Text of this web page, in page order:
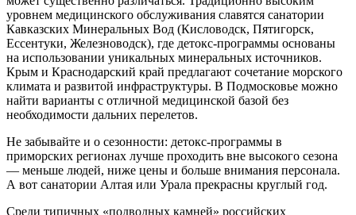
уровнем медицинского обслуживания славятся санатории
Кавказских Минеральных Вод (Кисловодск, Пятигорск,
Ессентуки, Железноводск), где детокс-программы основаны
на использовании уникальных минеральных источников.
Крым и Краснодарский край предлагают сочетание морского
климата и развитой инфраструктуры. В Подмосковье можно
найти варианты с отличной медицинской базой без
необходимости дальних перелетов.
Не забывайте и о сезонности: детокс-программы в
приморских регионах лучше проходить вне высокого сезона
— меньше людей, ниже цены и больше внимания персонала.
А вот санатории Алтая или Урала прекрасны круглый год.
Среди типичных «подводных камней» российских